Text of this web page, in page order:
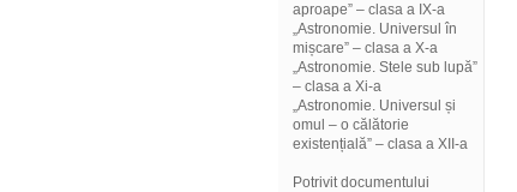
aproape” – clasa a IX-a
„Astronomie. Universul în
mișcare” – clasa a X-a
„Astronomie. Stele sub lupă”
– clasa a Xi-a
„Astronomie. Universul și
omul – o călătorie
existențială” – clasa a XII-a
Potrivit documentului